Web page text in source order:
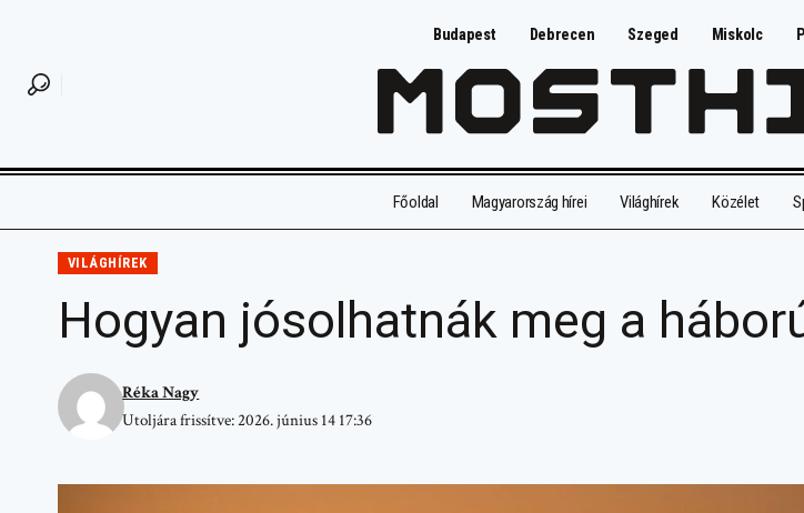
Budapest Debrecen Szeged Miskolc
Főoldal Magyarország hírei Világhírek Közélet
VILÁGHÍREK
Hogyan jósolhatnák meg a
Utoljára frissítve: 2026. június 14 17:36
Réka Nagy